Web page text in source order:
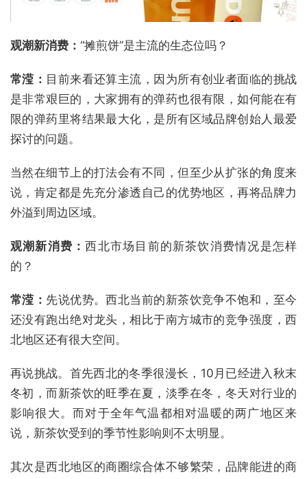
观潮新消费： “摊煎饼”是主流的生态位吗？
常滢： 目前来看还算主流，因为所有创业者面临的挑战
是非常艰巨的，大家拥有的弹药也很有限，如何能在有
限的弹药里将结果最大化，是所有区域品牌创始人最爱
探讨的问题。
当然在细节上的打法会有不同，但至少从扩张的角度来
说，肯定都是先充分渗透自己的优势地区，再将品牌力
外溢到周边区域。
观潮新消费：西北市场目前的新茶饮消费情况是怎样
的？
常滢： 先说优势。西北当前的新茶饮竞争不饱和，至今
还没有跑出绝对龙头，相比于南方城市的竞争强度，西
北地区还有很大空间。
再说挑战。首先西北的冬季很漫长，10月已经进入秋末
冬初，而新茶饮的旺季在夏，淡季在冬，冬天对行业的
影响很大。而对于全年气温都相对温暖的两广地区来
说，新茶饮受到的季节性影响则不太明显。
其次是西北地区的商圈综合体不够繁荣，品牌能进的商